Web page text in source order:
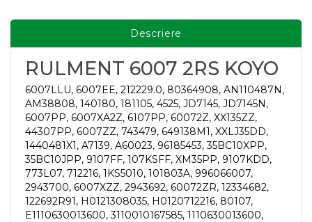
Descriere
RULMENT 6007 2RS KOYO
6007LLU, 6007EE, 212229.0, 80364908, AN110487N,
AM38808, 140180, 181105, 4525, JD7145, JD7145N,
6007PP, 6007XA2Z, 6107PP, 60072Z, XX135ZZ,
44307PP, 6007ZZ, 743479, 649138M1, XXLJ35DD,
1440481X1, A7139, A60023, 96185453, 35BC10XPP,
35BC10JPP, 9107FF, 107KSFF, XM35PP, 9107KDD,
773L07, 712216, 1KS5010, 101803A, 996066007,
2943700, 6007XZZ, 2943692, 60072ZR, 12334682,
122692R91, H0121308035, H0120712216, 80107,
E1110630013600, 3110010167585, 1110630013600,